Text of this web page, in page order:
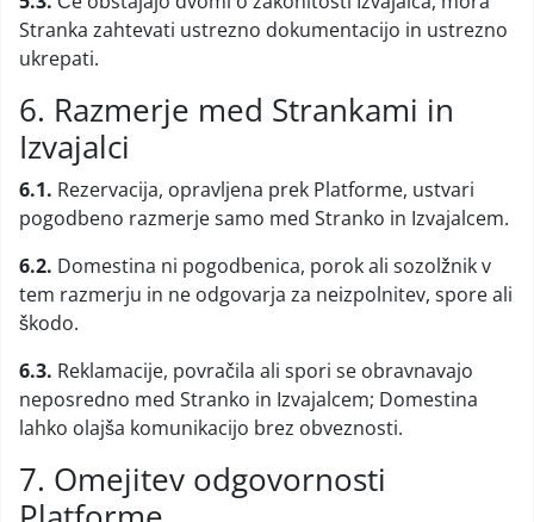
Stranka zahtevati ustrezno dokumentacijo in ustrezno
ukrepati.
6. Razmerje med Strankami in
Izvajalci
6.1. Rezervacija, opravljena prek Platforme, ustvari
pogodbeno razmerje samo med Stranko in Izvajalcem.
6.2. Domestina ni pogodbenica, porok ali sozolžnik v
tem razmerju in ne odgovarja za neizpolnitev, spore ali
škodo.
6.3. Reklamacije, povračila ali spori se obravnavajo
neposredno med Stranko in Izvajalcem; Domestina
lahko olajša komunikacijo brez obveznosti.
7. Omejitev odgovornosti